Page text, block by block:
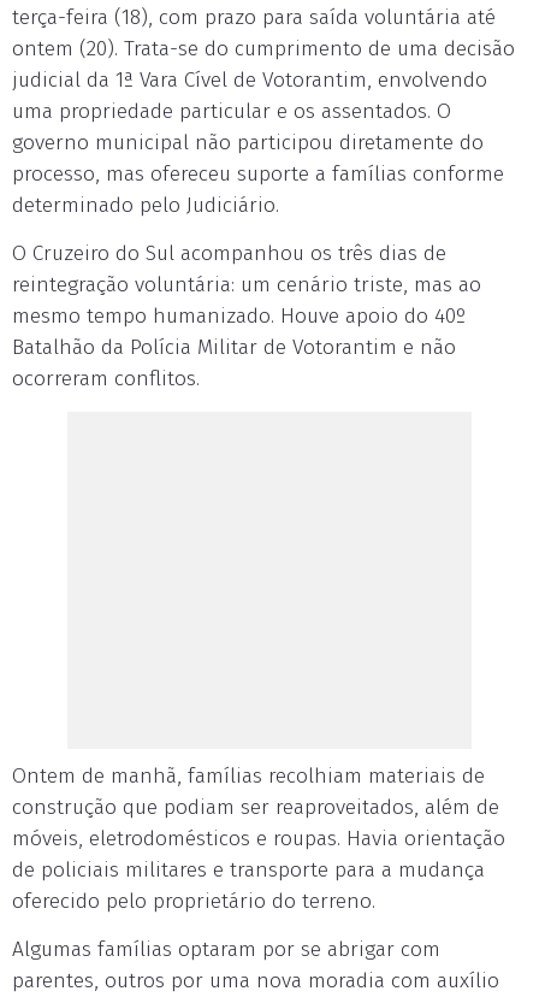
terça-feira (18), com prazo para saída voluntária até
ontem (20). Trata-se do cumprimento de uma decisão
judicial da 1ª Vara Cível de Votorantim, envolvendo
uma propriedade particular e os assentados. O
governo municipal não participou diretamente do
processo, mas ofereceu suporte a famílias conforme
determinado pelo Judiciário.
O Cruzeiro do Sul acompanhou os três dias de
reintegração voluntária: um cenário triste, mas ao
mesmo tempo humanizado. Houve apoio do 40º
Batalhão da Polícia Militar de Votorantim e não
ocorreram conflitos.
Ontem de manhã, famílias recolhiam materiais de
construção que podiam ser reaproveitados, além de
móveis, eletrodomésticos e roupas. Havia orientação
de policiais militares e transporte para a mudança
oferecido pelo proprietário do terreno.
Algumas famílias optaram por se abrigar com
parentes, outros por uma nova moradia com auxílio